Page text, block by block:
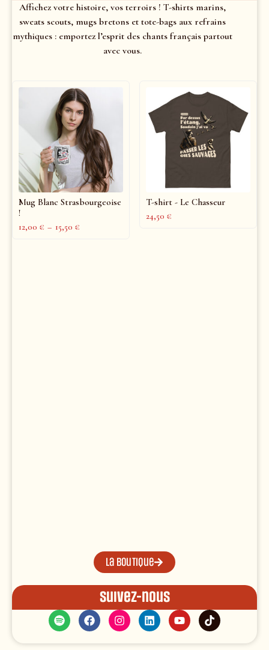
Affichez votre histoire, vos terroirs ! T-shirts marins,
sweats scouts, mugs bretons et tote-bags aux refrains
mythiques : emportez l’esprit des chants français partout
avec vous.
Mug Blanc Strasbourgeoise
!
12,00 € – 15,50 €
T-shirt - Le Chasseur
24,50 €
La boutique
Suivez-nous